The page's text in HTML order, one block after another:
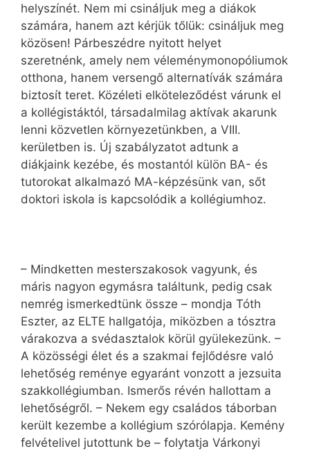
helyszínét. Nem mi csináljuk meg a diákok
számára, hanem azt kérjük tőlük: csináljuk meg
közösen! Párbeszédre nyitott helyet
szeretnénk, amely nem véleménymonopóliumok
otthona, hanem versengő alternatívák számára
biztosít teret. Közéleti elköteleződést várunk el
a kollégistáktól, társadalmilag aktívak akarunk
lenni közvetlen környezetünkben, a VIII.
kerületben is. Új szabályzatot adtunk a
diákjaink kezébe, és mostantól külön BA- és
tutorokat alkalmazó MA-képzésünk van, sőt
doktori iskola is kapcsolódik a kollégiumhoz.
– Mindketten mesterszakosok vagyunk, és
máris nagyon egymásra találtunk, pedig csak
nemrég ismerkedtünk össze – mondja Tóth
Eszter, az ELTE hallgatója, miközben a tósztra
várakozva a svédasztalok körül gyülekezünk. –
A közösségi élet és a szakmai fejlődésre való
lehetőség reménye egyaránt vonzott a jezsuita
szakkollégiumban. Ismerős révén hallottam a
lehetőségről. – Nekem egy családos táborban
került kezembe a kollégium szórólapja. Kemény
felvételivel jutottunk be – folytatja Várkonyi